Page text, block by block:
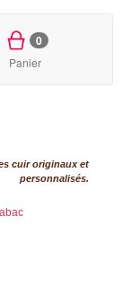
0
Panier
cuir originaux et
personnalisés.